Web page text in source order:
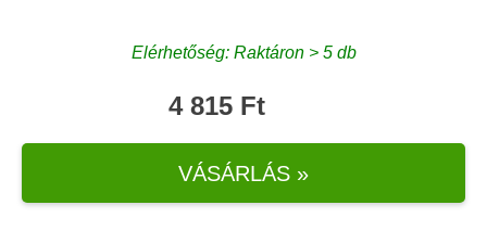
Elérhetőség: Raktáron > 5 db
4 815 Ft
VÁSÁRLÁS »